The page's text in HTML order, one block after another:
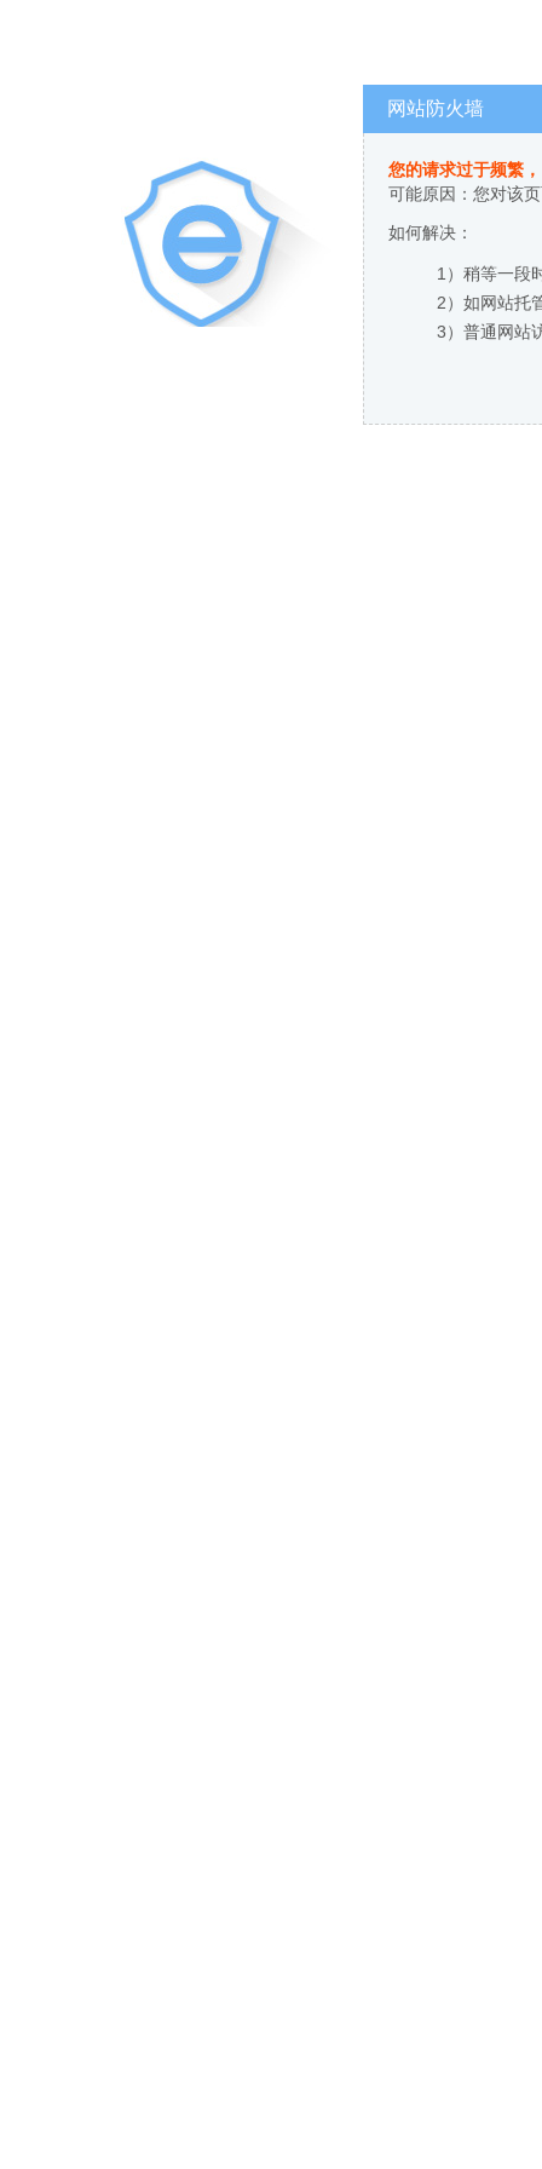
网站防火墙
您的请求过于频繁
可能原因：您对该
如何解决：
1）稍等一段
2）如网站托
3）普通网站